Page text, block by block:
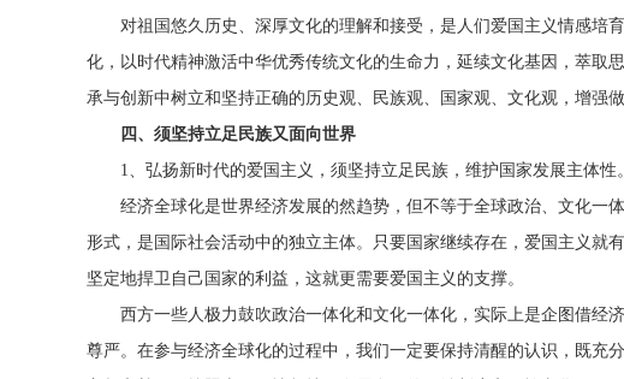
对祖国悠久历史、深厚文化的理解和接受，是人们爱国主义情感培
化，以时代精神激活中华优秀传统文化的生命力，延续文化基因，萃取
承与创新中树立和坚持正确的历史观、民族观、国家观、文化观，增强
四、须坚持立足民族又面向世界
1、弘扬新时代的爱国主义，须坚持立足民族，维护国家发展主体性。
经济全球化是世界经济发展的然趋势，但不等于全球政治、文化一
形式，是国际社会活动中的独立主体。只要国家继续存在，爱国主义就
坚定地捍卫自己国家的利益，这就更需要爱国主义的支撑。
西方一些人极力鼓吹政治一体化和文化一体化，实际上是企图借经
尊严。在参与经济全球化的过程中，我们一定要保持清醒的认识，既充